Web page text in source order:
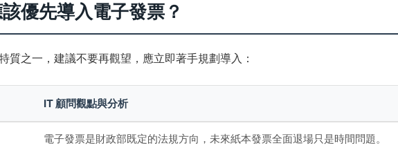
優先導入電子發票？
質之一，建議不要再觀望，應立即著手規劃導入：
IT 顧問觀點與分析
電子發票是財政部既定的法規方向，未來紙本發票全面退場只是時間問題。